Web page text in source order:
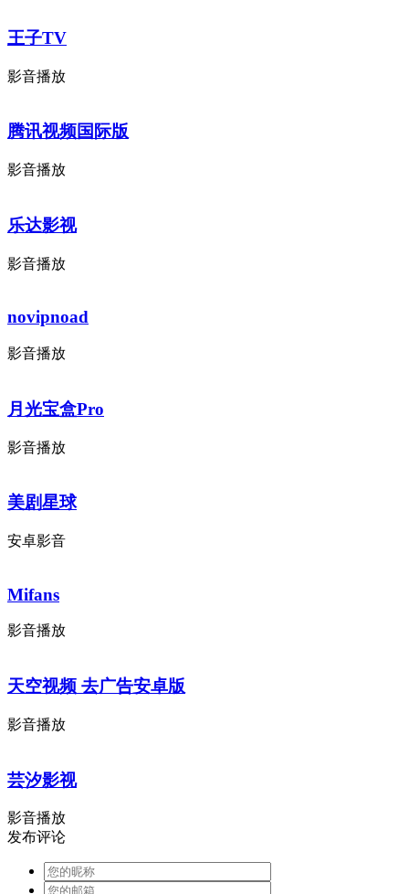
王子TV
影音播放
腾讯视频国际版
影音播放
乐达影视
影音播放
novipnoad
影音播放
月光宝盒Pro
影音播放
美剧星球
安卓影音
Mifans
影音播放
天空视频 去广告安卓版
影音播放
芸汐影视
影音播放
发布评论